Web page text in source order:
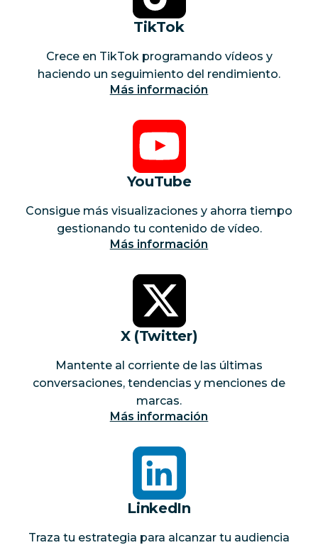
TikTok
Crece en TikTok programando vídeos y
haciendo un seguimiento del rendimiento.
Más información
YouTube
Consigue más visualizaciones y ahorra tiempo
gestionando tu contenido de vídeo.
Más información
X (Twitter)
Mantente al corriente de las últimas
conversaciones, tendencias y menciones de
marcas.
Más información
LinkedIn
Traza tu estrategia para alcanzar tu audiencia